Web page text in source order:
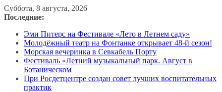
Перейти
к
Суббота, 8 августа, 2026
Последние:
Эми Питерс на Фестивале «Лето в Летнем саду»
Молодёжный театр на Фонтанке открывает 48-й сезон!
Морская вечеринка в Севкабель Порту
Фестиваль «Летний музыкальный парк. Август в
Ботаническом
При Росдетцентре создан совет лучших воспитательных
практик